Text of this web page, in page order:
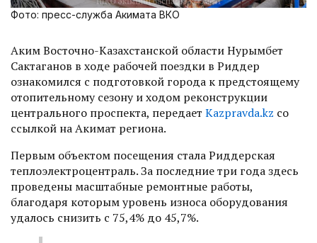
Фото: пресс-служба Акимата ВКО
Аким Восточно-Казахстанской области Нурымбет
Сактаганов в ходе рабочей поездки в Риддер
ознакомился с подготовкой города к предстоящему
отопительному сезону и ходом реконструкции
центрального проспекта, передает Kazpravda.kz со
ссылкой на Акимат региона.
Первым объектом посещения стала Риддерская
теплоэлектроцентраль. За последние три года здесь
проведены масштабные ремонтные работы,
благодаря которым уровень износа оборудования
удалось снизить с 75,4% до 45,7%.